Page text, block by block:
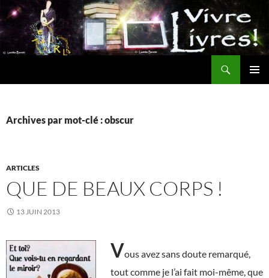
Aller
au
contenu
Archives par mot-clé : obscur
ARTICLES
QUE DE BEAUX CORPS !
13 JUIN 2013
Vous avez sans doute remarqué,
tout comme je l’ai fait moi-même, que